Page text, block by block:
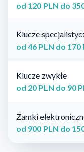
od 120 PLN do
Klucze
od 46 PLN do 170
Klucze zwykłe
od 20 PLN do 90
Zamki
od 900 PLN do